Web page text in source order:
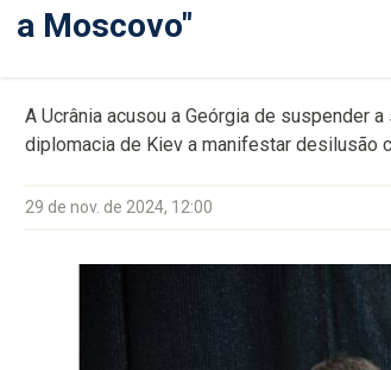
a Moscovo"
A Ucrânia acusou a Geórgia de suspender a
diplomacia de Kiev a manifestar desilusão
29 de nov. de 2024, 12:00